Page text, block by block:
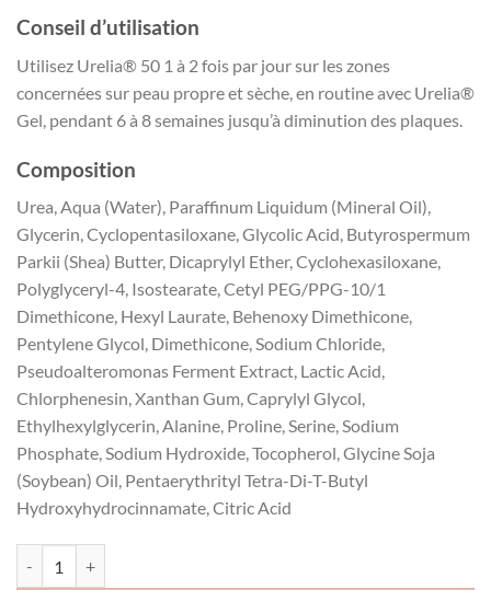
Conseil d’utilisation
Utilisez Urelia® 50 1 à 2 fois par jour sur les zones
concernées sur peau propre et sèche, en routine avec Urelia®
Gel, pendant 6 à 8 semaines jusqu’à diminution des plaques.
Composition
Urea, Aqua (Water), Paraffinum Liquidum (Mineral Oil),
Glycerin, Cyclopentasiloxane, Glycolic Acid, Butyrospermum
Parkii (Shea) Butter, Dicaprylyl Ether, Cyclohexasiloxane,
Polyglyceryl-4, Isostearate, Cetyl PEG/PPG-10/1
Dimethicone, Hexyl Laurate, Behenoxy Dimethicone,
Pentylene Glycol, Dimethicone, Sodium Chloride,
Pseudoalteromonas Ferment Extract, Lactic Acid,
Chlorphenesin, Xanthan Gum, Caprylyl Glycol,
Ethylhexylglycerin, Alanine, Proline, Serine, Sodium
Phosphate, Sodium Hydroxide, Tocopherol, Glycine Soja
(Soybean) Oil, Pentaerythrityl Tetra-Di-T-Butyl
Hydroxyhydrocinnamate, Citric Acid